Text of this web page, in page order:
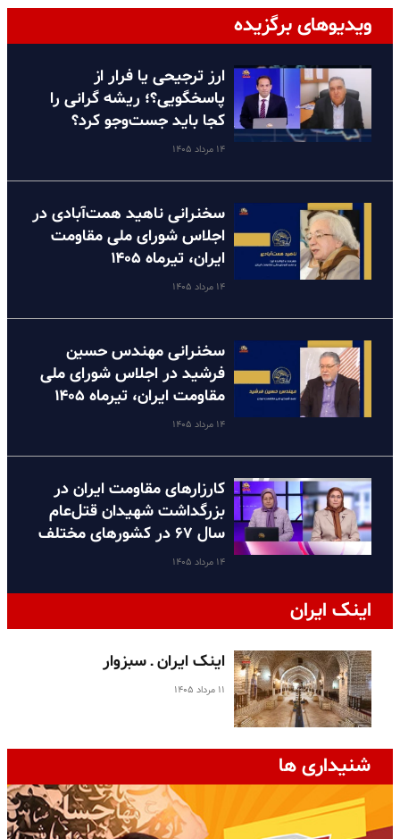
ویدیوهای برگزیده
ارز ترجیحی یا فرار از
پاسخگویی؟؛ ریشه گرانی را
کجا باید جست‌وجو کرد؟
۱۴ مرداد ۱۴۰۵
سخنرانی ناهید همت‌آبادی در
اجلاس شورای ملی مقاومت
ایران، تیرماه ۱۴۰۵
۱۴ مرداد ۱۴۰۵
سخنرانی مهندس حسین
فرشید در اجلاس شورای ملی
مقاومت ایران، تیرماه ۱۴۰۵
۱۴ مرداد ۱۴۰۵
کارزارهای مقاومت ایران در
بزرگداشت شهیدان قتل‌عام
سال ۶۷ در کشورهای مختلف
۱۴ مرداد ۱۴۰۵
اینک ایران
اینک ایران ـ سبزوار
۱۱ مرداد ۱۴۰۵
شنیداری ها